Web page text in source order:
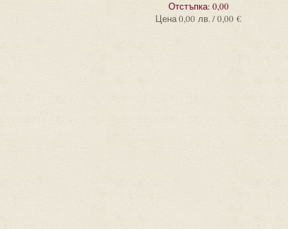
Отстъпка: 0,00
Цена0,00 лв. / 0,00 €